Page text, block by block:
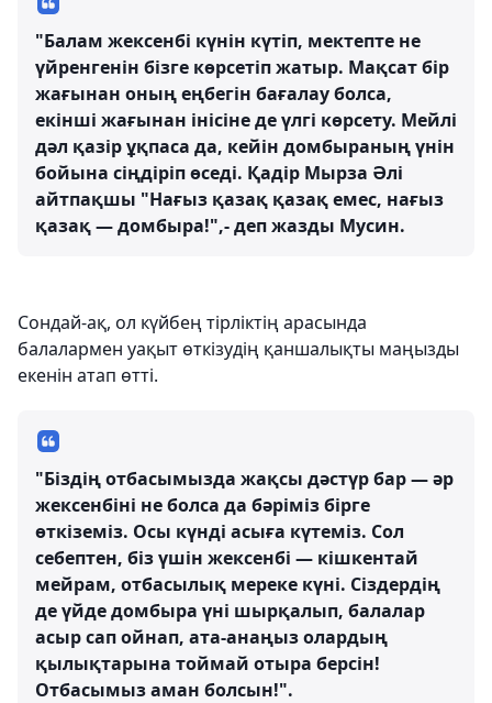
"Балам жексенбі күнін күтіп, мектепте не
үйренгенін бізге көрсетіп жатыр. Мақсат бір
жағынан оның еңбегін бағалау болса,
екінші жағынан інісіне де үлгі көрсету. Мейлі
дәл қазір ұқпаса да, кейін домбыраның үнін
бойына сіңдіріп өседі. Қадір Мырза Әлі
айтпақшы "Нағыз қазақ қазақ емес, нағыз
қазақ — домбыра!",- деп жазды Мусин.
Сондай-ақ, ол күйбең тірліктің арасында
балалармен уақыт өткізудің қаншалықты маңызды
екенін атап өтті.
"Біздің отбасымызда жақсы дәстүр бар — әр
жексенбіні не болса да бәріміз бірге
өткіземіз. Осы күнді асыға күтеміз. Сол
себептен, біз үшін жексенбі — кішкентай
мейрам, отбасылық мереке күні. Сіздердің
де үйде домбыра үні шырқалып, балалар
асыр сап ойнап, ата-анаңыз олардың
қылықтарына тоймай отыра берсін!
Отбасымыз аман болсын!".